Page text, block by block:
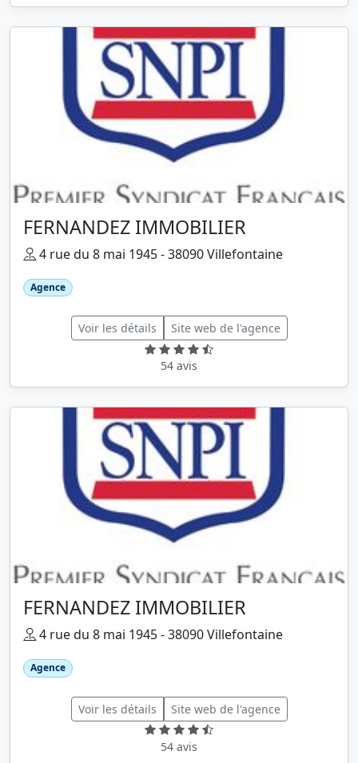
FERNANDEZ IMMOBILIER
4 rue du 8 mai 1945 - 38090 Villefontaine
Agence
Voir les détails Site web de l'agence
54 avis
FERNANDEZ IMMOBILIER
4 rue du 8 mai 1945 - 38090 Villefontaine
Agence
Voir les détails Site web de l'agence
54 avis